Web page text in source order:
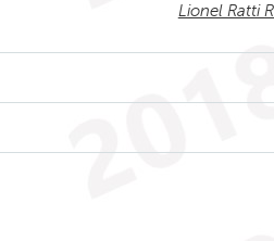
Lionel Ratti